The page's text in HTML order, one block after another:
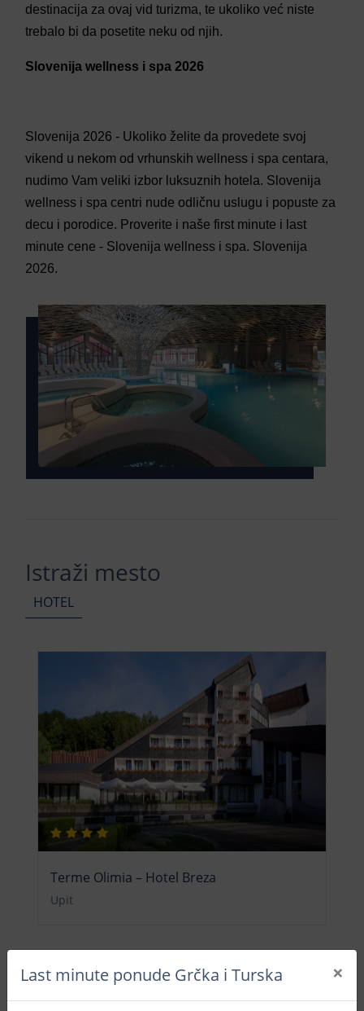
destinacija za ovaj vid turizma, te ukoliko već niste
trebalo bi da posetite neku od njih.
Slovenija wellness i spa 2026
Slovenija 2026 - Ukoliko želite da provedete svoj
vikend u nekom od vrhunskih wellness i spa centara,
nudimo Vam veliki izbor luksuznih hotela. Slovenija
wellness i spa centri nude odličnu uslugu i popuste za
decu i porodice. Proverite i naše first minute i last
minute cene - Slovenija wellness i spa. Slovenija
2026.
Istraži mesto
HOTEL
Terme Olimia – Hotel Breza
Upit
Last minute ponude Grčka i Turska ×